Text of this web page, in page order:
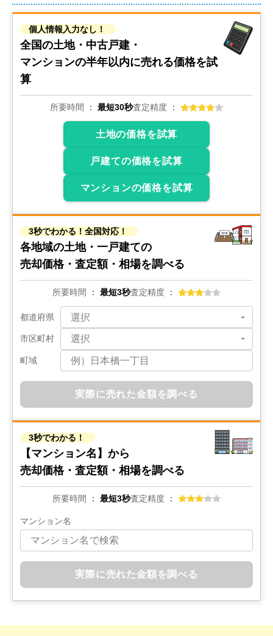
個人情報入力なし！
全国の土地・中古戸建・
マンションの半年以内に売れる価格を試
算
所要時間 最短30秒査定精度
土地の価格を試算
戸建ての価格を試算
マンションの価格を試算
3秒でわかる！全国対応！
各地域の土地・一戸建ての
売却価格・査定額・相場を調べる
所要時間 最短3秒査定精度
都道府県
市区町村
町域
実際に売れた金額を調べる
3秒でわかる！
【マンション名】から
売却価格・査定額・相場を調べる
所要時間 最短3秒査定精度
マンション名
実際に売れた金額を調べる